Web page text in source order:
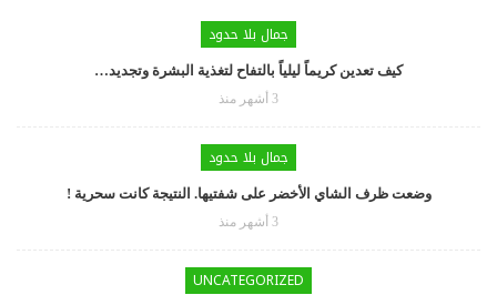
جمال بلا حدود
كيف تعدين كريماً ليلياً بالتفاح لتغذية البشرة وتجديد…
3 أشهر منذ
جمال بلا حدود
وضعت ظرف الشاي الأخضر على شفتيها. النتيجة كانت سحرية !
3 أشهر منذ
UNCATEGORIZED